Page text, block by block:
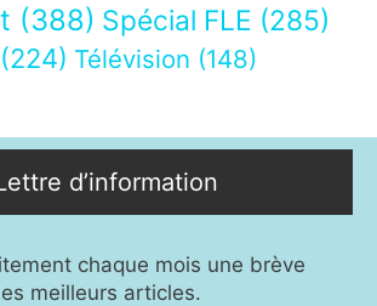
(388) Spécial FLE (285)
(224) Télévision (148)
d’information
chaque mois une brève
meilleurs articles.